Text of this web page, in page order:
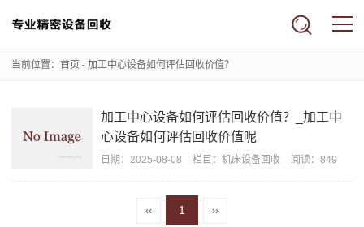
当前位置： 首页 - 加工中心设备如何评估回收价值？
加工中心设备如何评估回收价值？_加工中
心设备如何评估回收价值呢
日期： 2025-08-08 栏目： 机床设备回收 阅读：849
‹‹ 1 ››